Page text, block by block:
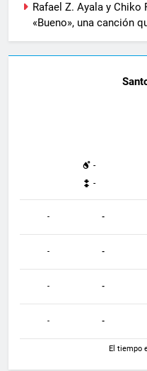
Rafael Z. Ayala y
«Bueno», una canción
-
-
- -
- -
- -
- -
El tiempo